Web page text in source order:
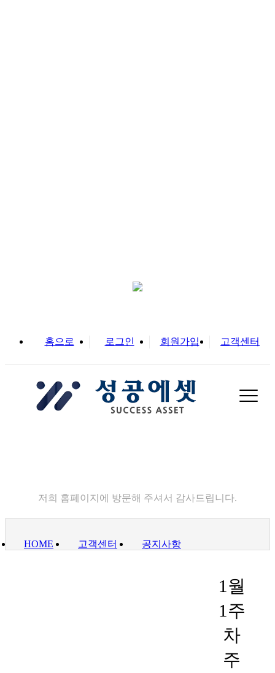
홈으로 로그인 회원가입 고객센터
저희 홈페이지에 방문해 주셔서 감사드립니다.
HOME 고객센터 공지사항
1월
1주
차
주